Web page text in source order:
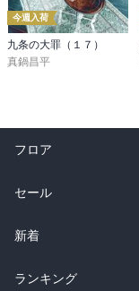
今週入荷
九条の大罪（１７）
真鍋昌平
フロア
総合
ラノベ
雑誌・グラビア
セール
総合
ラノベ
新着
総合
ランキング